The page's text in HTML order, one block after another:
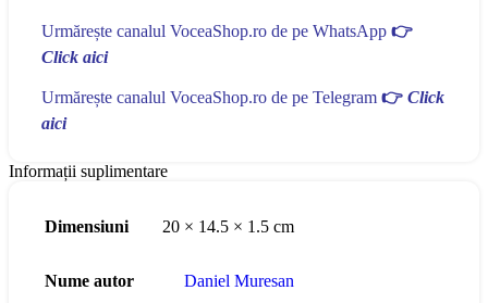
Urmărește canalul VoceaShop.ro de pe WhatsApp 👉
Click aici
Urmărește canalul VoceaShop.ro de pe Telegram 👉 Click
aici
Informații suplimentare
Dimensiuni 20 × 14.5 × 1.5 cm
Nume autor Daniel Muresan